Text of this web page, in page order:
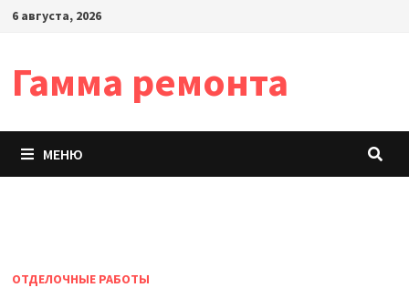
Перейти
6 августа, 2026
Гамма ремонта
МЕНЮ
ОТДЕЛОЧНЫЕ РАБОТЫ